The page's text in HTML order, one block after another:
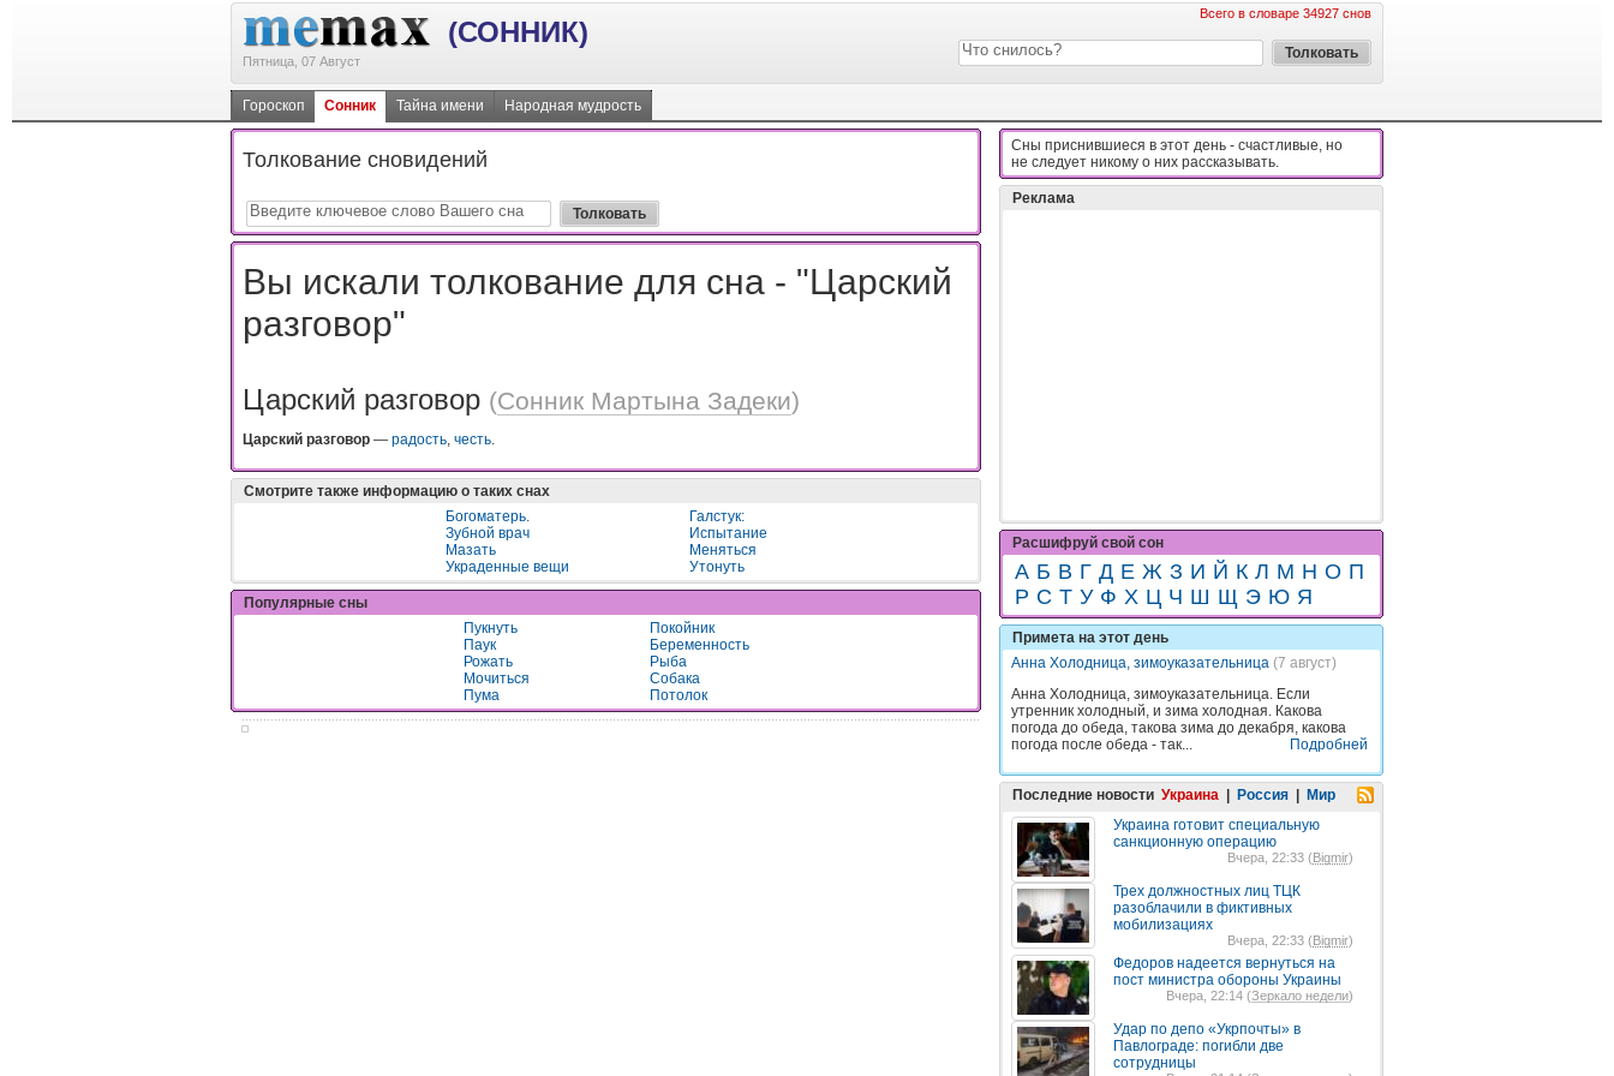
(СОННИК)
Пятница, 07 Август
Всего в словаре 34927 снов
Гороскоп Сонник Тайна имени Народная мудрость
Толкование сновидений
Вы искали толкование для сна - "Царский
разговор"
Царский разговор (Сонник Мартына Задеки)
Царский разговор — радость, честь.
Смотрите также информацию о таких снах
Богоматерь.
Галстук:
Зубной врач
Испытание
Мазать
Меняться
Украденные вещи
Утонуть
Популярные сны
Пукнуть
Покойник
Паук
Беременность
Рожать
Рыба
Мочиться
Собака
Пума
Потолок
Сны приснившиеся в этот день - cчacтливыe, нo
нe cлeдyeт никoмy o ниx paccкaзывaть.
Реклама
Расшифруй свой сон
А Б В Г Д Е Ж З И Й К Л М Н О П
Р С Т У Ф Х Ц Ч Ш Щ Э Ю Я
Примета на этот день
Анна Холодница, зимоуказательница (7 август)
Анна Холодница, зимоуказательница. Если
утренник холодный, и зима холодная. Какова
погода до обеда, такова зима до декабря, какова
погода после обеда - так...
Подробней
Последние новости Украина | Россия | Мир
Украина готовит специальную
санкционную операцию
Вчера, 22:33 (Bigmir)
Трех должностных лиц ТЦК
разоблачили в фиктивных
мобилизациях
Вчера, 22:33 (Bigmir)
Федоров надеется вернуться на
пост министра обороны Украины
Вчера, 22:14 (Зеркало недели)
Удар по депо «Укрпочты» в
Павлограде: погибли две
сотрудницы